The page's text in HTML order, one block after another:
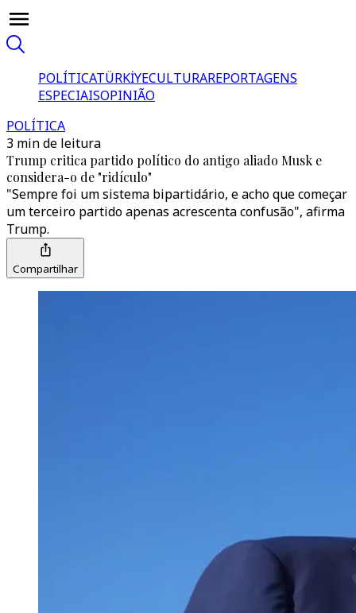
POLÍTICATÜRKİYECULTURAREPORTAGENS
ESPECIAISOPINIÃO
POLÍTICA
3 min de leitura
Trump critica partido político do antigo aliado Musk e
considera-o de "ridículo"
"Sempre foi um sistema bipartidário, e acho que começar
um terceiro partido apenas acrescenta confusão", afirma
Trump.
Compartilhar